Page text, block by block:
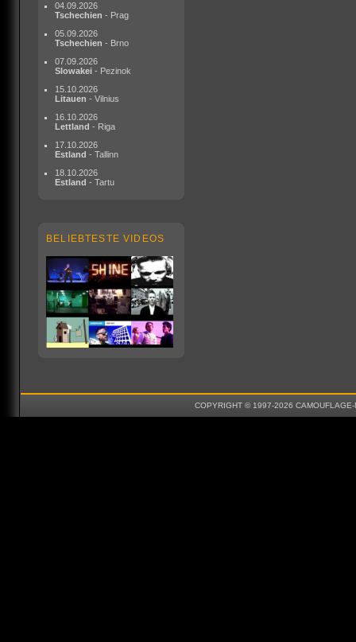
04.09.2026
Tschechien - Prag
05.09.2026
Tschechien - Brno
07.09.2026
Slowakei - Pezinok
15.10.2026
Litauen - Vilnius
16.10.2026
Lettland - Riga
17.10.2026
Estland - Tallinn
18.10.2026
Estland - Tartu
BELIEBTESTE VIDEOS
COPYRIGHT © 1997-2026 CAMOUFLAGE-